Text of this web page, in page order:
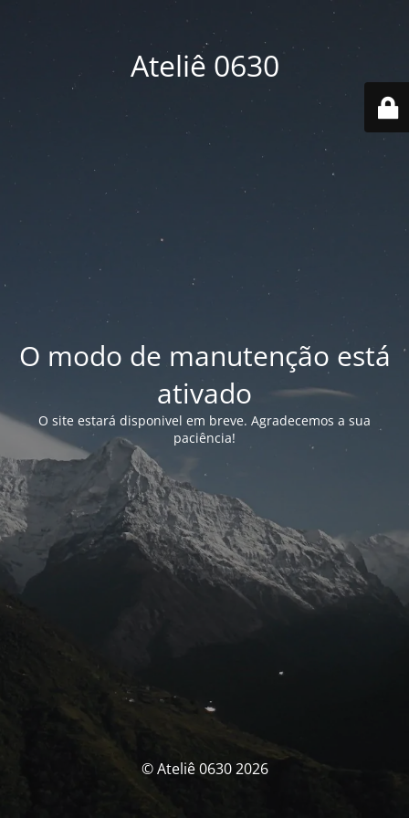
Ateliê 0630
O modo de manutenção está
ativado
O site estará disponivel em breve. Agradecemos a sua
paciência!
© Ateliê 0630 2026